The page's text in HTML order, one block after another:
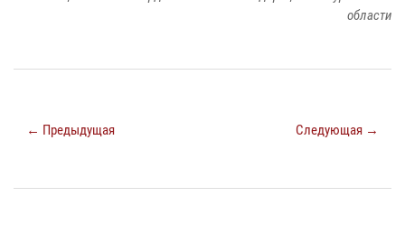
области
← Предыдущая Следующая →